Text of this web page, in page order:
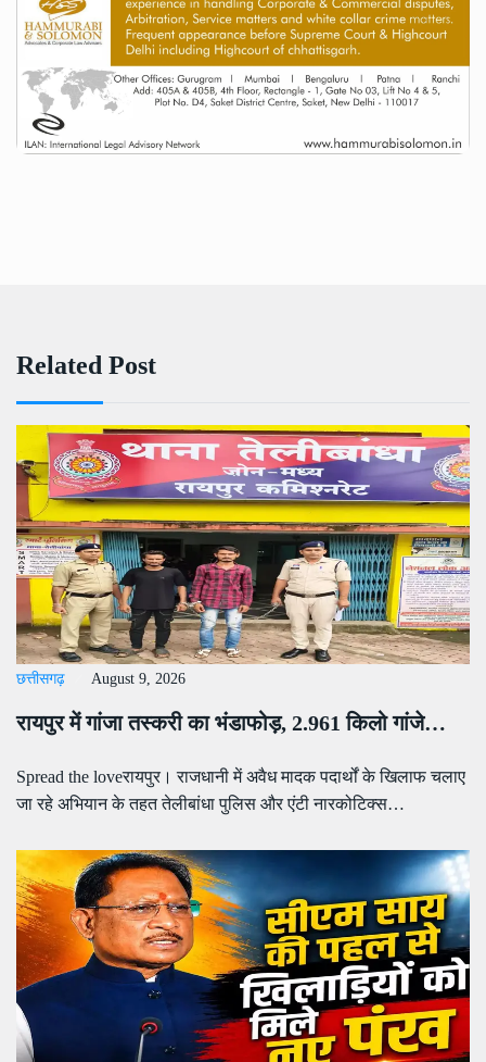
Related Post
छत्तीसगढ़ August 9, 2026
रायपुर में गांजा तस्करी का भंडाफोड़, 2.961 किलो गांजे…
Spread the loveरायपुर। राजधानी में अवैध मादक पदार्थों के खिलाफ चलाए
जा रहे अभियान के तहत तेलीबांधा पुलिस और एंटी नारकोटिक्स…